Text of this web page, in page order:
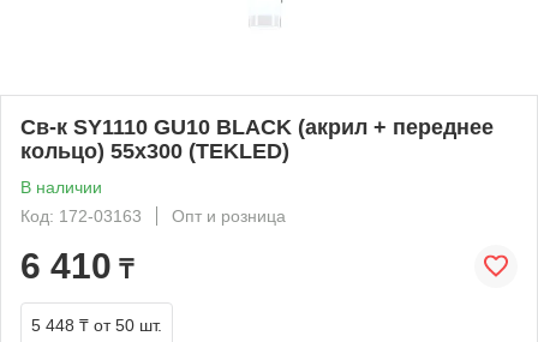
Св-к SY1110 GU10 BLACK (акрил + переднее
кольцо) 55x300 (TEKLED)
В наличии
Код: 172-03163
Опт и розница
6 410 ₸
5 448 ₸ от 50 шт.